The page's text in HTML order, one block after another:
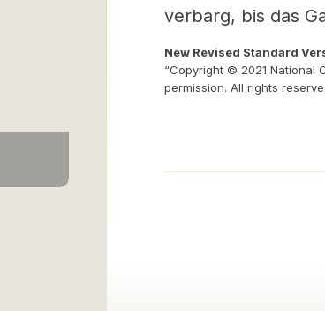
verbarg, bis das
New Revised Standard
“Copyright © 2021 National
permission. All rights